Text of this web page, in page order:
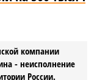
компании
- неисполнение
России.